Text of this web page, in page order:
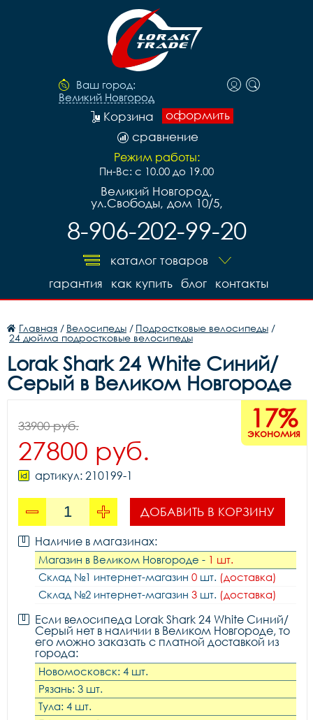
Ваш город:
Великий Новгород
оформить
Корзина
сравнение
Режим работы:
Пн-Вс: с 10.00 до 19.00
Великий Новгород,
ул.Свободы, дом 10/5,
8-906-202-99-20
каталог товаров
контакты
блог
как купить
гарантия
Главная / Велосипеды / Подростковые велосипеды /
24 дюйма подростковые велосипеды
Lorak Shark 24 White Синий/
Серый в Великом Новгороде
17%
экономия
33900 руб.
27800 руб.
артикул: 210199-1
ДОБАВИТЬ В КОРЗИНУ
Наличие в магазинах:
Магазин в Великом Новгороде - 1 шт.
Склад №1 интернет-магазин 0 шт. (доставка)
Склад №2 интернет-магазин 3 шт. (доставка)
Если велосипеда Lorak Shark 24 White Синий/
Серый нет в наличии в Великом Новгороде, то
его можно заказать с платной доставкой из
города:
Новомосковск: 4 шт.
Рязань: 3 шт.
Тула: 4 шт.